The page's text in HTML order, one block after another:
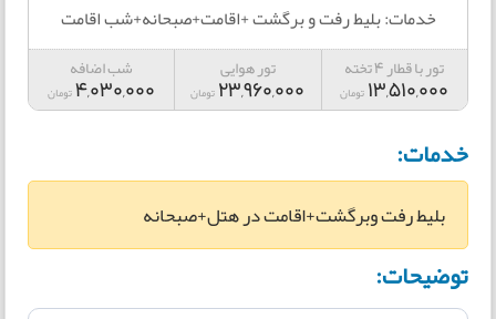
خدمات: بلیط رفت و برگشت +اقامت+صبحانه+شب اقامت
تور با قطار 4 تخته
13,510,000 تومان
تور هوایی
23,960,000 تومان
شب اضافه
4,030,000تومان
خدمات:
بلیط رفت وبرگشت+اقامت در هتل+صبحانه
توضیحات: